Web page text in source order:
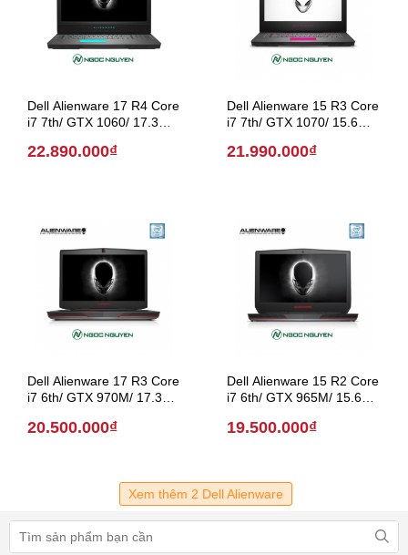
Dell Alienware 17 R4 Core
i7 7th/ GTX 1060/ 17.3
22.890.000₫
Dell Alienware 15 R3 Core
i7 7th/ GTX 1070/ 15.6
21.990.000₫
Dell Alienware 17 R3 Core
i7 6th/ GTX 970M/ 17.3
20.500.000₫
Dell Alienware 15 R2 Core
i7 6th/ GTX 965M/ 15.6
19.500.000₫
Xem thêm 2 Dell Alienware